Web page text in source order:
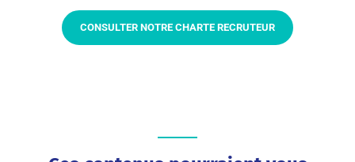
CONSULTER NOTRE CHARTE RECRUTEUR